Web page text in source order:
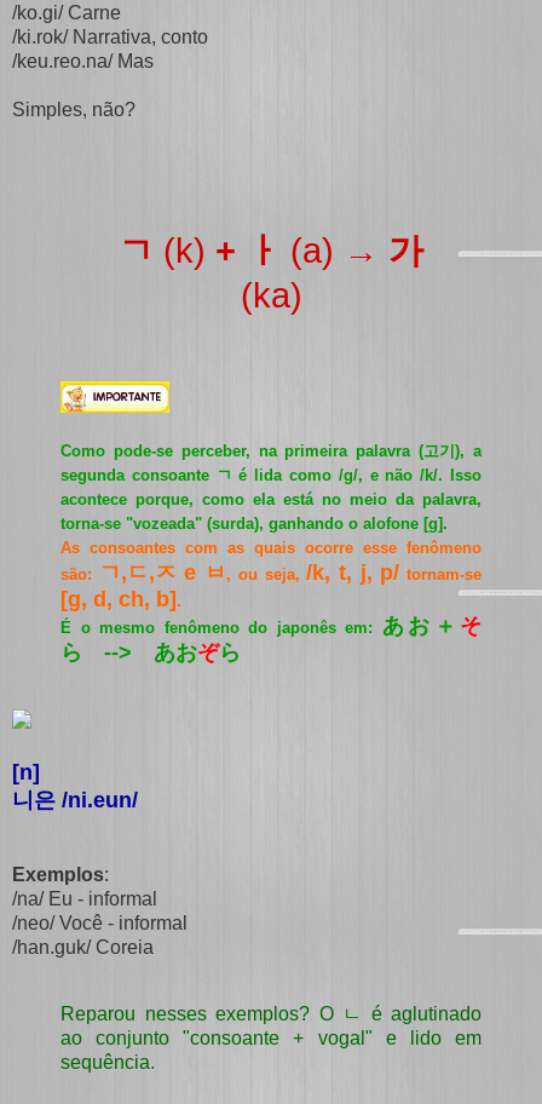
/ko.gi/ Carne
/ki.rok/ Narrativa, conto
/keu.reo.na/ Mas
Simples, não?
ㄱ (k) + ㅏ (a) → 가
(ka)
Como pode-se perceber, na primeira palavra (고기), a
segunda consoante ㄱ é lida como /g/, e não /k/. Isso
acontece porque, como ela está no meio da palavra,
torna-se "vozeada" (surda), ganhando o alofone [g].
As consoantes com as quais ocorre esse fenômeno
são:
ㄱ,ㄷ,ㅈ e ㅂ , ou seja,/k, t, j, p/ tornam-se
[g, d, ch, b].
É o mesmo fenômeno do japonês em: あお＋ そ
ら --> あおぞら
[n]
니은 /ni.eun/
Exemplos:
/na/ Eu - informal
/neo/ Você - informal
/han.guk/ Coreia
Reparou nesses exemplos? O ㄴ é aglutinado
ao conjunto "consoante + vogal" e lido em
sequência.